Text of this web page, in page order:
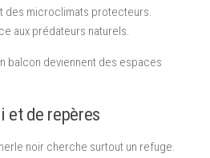
des microclimats protecteurs.
aux prédateurs naturels.
balcon deviennent des espaces
et de repères
noir cherche surtout un refuge.